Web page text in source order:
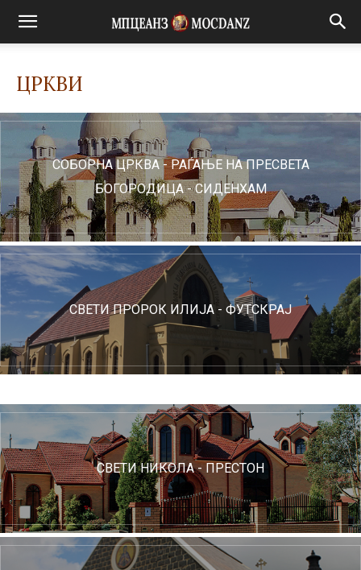
ЦРКВИ
СОБОРНА ЦРКВА - РАЃАЊЕ НА ПРЕСВЕТА
БОГОРОДИЦА - СИДЕНХАМ
СВЕТИ ПРОРОК ИЛИЈА - ФУТСКРАЈ
СВЕТИ НИКОЛА - ПРЕСТОН